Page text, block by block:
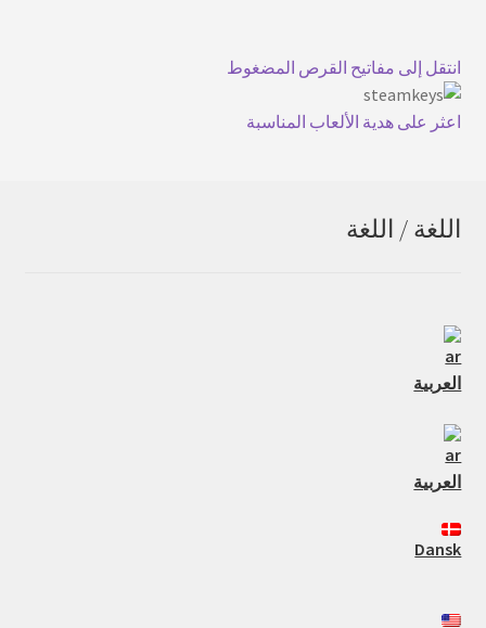
انتقل إلى مفاتيح القرص المضغوط
اعثر على هدية الألعاب المناسبة
اللغة / اللغة
العربية
العربية
Dansk